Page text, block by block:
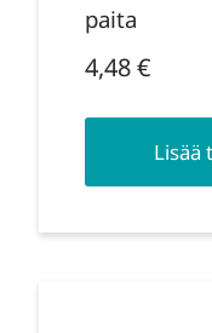
paita
4,48€
Lisää